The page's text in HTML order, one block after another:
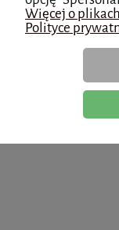
do koszyka
Kolczyki
Więcej o
Polityce